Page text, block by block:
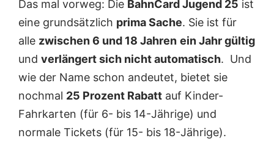
Das mal vorweg: Die BahnCard Jugend 25 ist
eine grundsätzlich prima Sache. Sie ist für
alle zwischen 6 und 18 Jahren ein Jahr gültig
und verlängert sich nicht automatisch. Und
wie der Name schon andeutet, bietet sie
nochmal 25 Prozent Rabatt auf Kinder-
Fahrkarten (für 6- bis 14-Jährige) und
normale Tickets (für 15- bis 18-Jährige).